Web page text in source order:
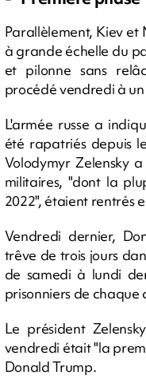
Parallèlement, Kiev et
à grande échelle du
et pilonne sans
procédé vendredi à
L'armée russe a
été rapatriés depuis
Volodymyr Zelensky
militaires, "dont la
2022", étaient rentrés
Vendredi dernier,
trêve de trois jours
de samedi à lundi
prisonniers de chaque
Le président
vendredi était "la
Donald Trump.